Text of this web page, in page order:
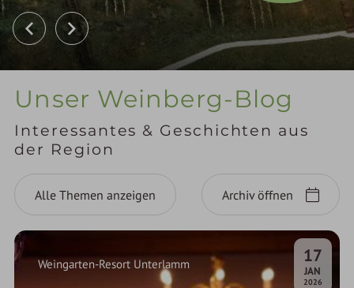
Unser Weinberg-Blog
Interessantes & Geschichten aus
der Region
Alle Themen anzeigen Archiv öffnen
17
JAN
2026
Weingarten-Resort Unterlamm